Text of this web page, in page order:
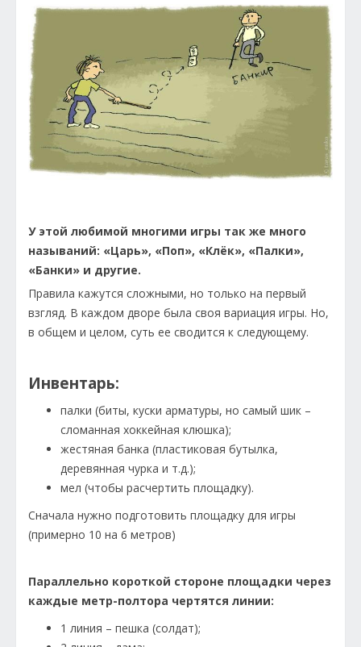
У этой любимой многими игры так же много
называний: «Царь», «Поп», «Клёк», «Палки»,
«Банки» и другие.
Правила кажутся сложными, но только на первый
взгляд. В каждом дворе была своя вариация игры. Но,
в общем и целом, суть ее сводится к следующему.
Инвентарь:
палки (биты, куски арматуры, но самый шик –
сломанная хоккейная клюшка);
жестяная банка (пластиковая бутылка,
деревянная чурка и т.д.);
мел (чтобы расчертить площадку).
Сначала нужно подготовить площадку для игры
(примерно 10 на 6 метров)
Параллельно короткой стороне площадки через
каждые метр-полтора чертятся линии:
1 линия – пешка (солдат);